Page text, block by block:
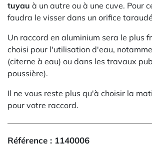
tuyau à un autre ou à une cuve. Pour
faudra le visser dans un orifice
Un raccord en aluminium sera le plus
choisi pour l'utilisation d'eau,
(citerne à eau) ou dans les travaux
poussière).
Il ne vous reste plus qu'à choisir la
pour votre raccord.
Référence : 1140006